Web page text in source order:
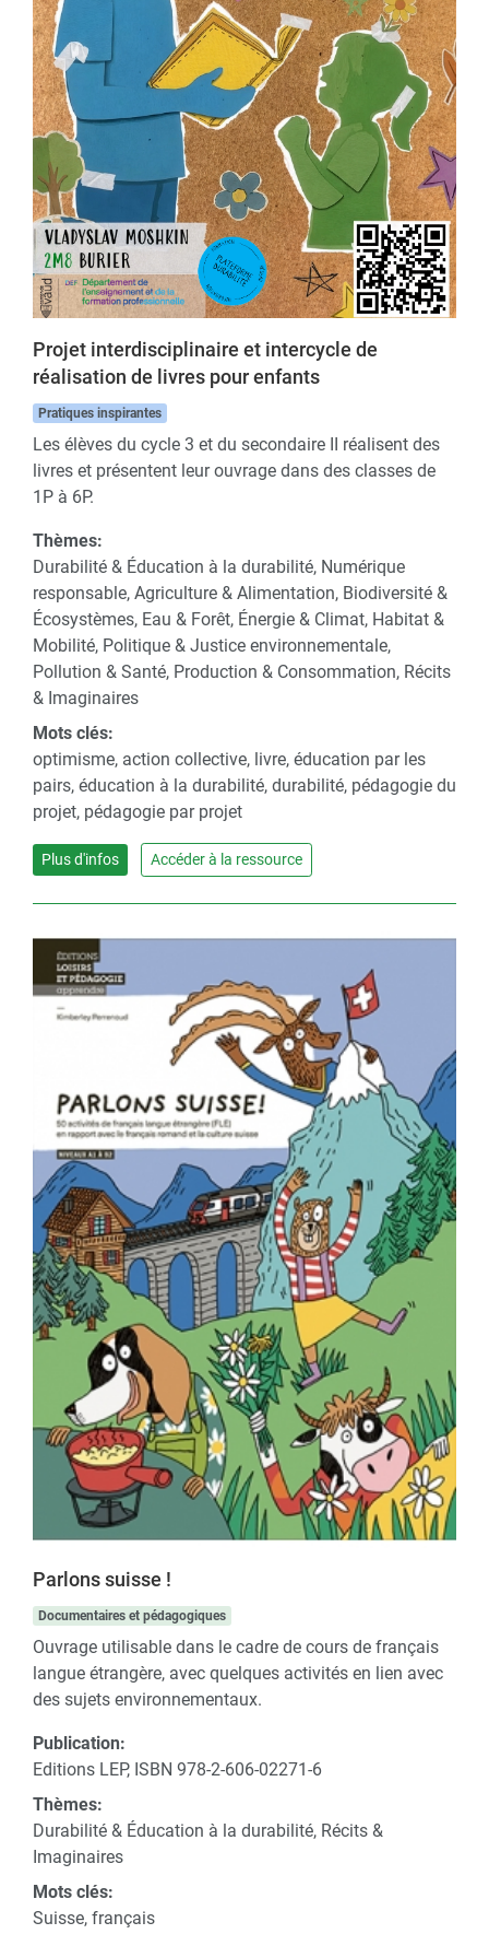
Projet interdisciplinaire et intercycle de
réalisation de livres pour enfants
Pratiques inspirantes
Les élèves du cycle 3 et du secondaire II réalisent des
livres et présentent leur ouvrage dans des classes de
1P à 6P.
Thèmes:
Durabilité & Éducation à la durabilité, Numérique
responsable, Agriculture & Alimentation, Biodiversité &
Écosystèmes, Eau & Forêt, Énergie & Climat, Habitat &
Mobilité, Politique & Justice environnementale,
Pollution & Santé, Production & Consommation, Récits
& Imaginaires
Mots clés:
optimisme, action collective, livre, éducation par les
pairs, éducation à la durabilité, durabilité, pédagogie du
projet, pédagogie par projet
Plus d'infos Accéder à la ressource
Parlons suisse !
Documentaires et pédagogiques
Ouvrage utilisable dans le cadre de cours de français
langue étrangère, avec quelques activités en lien avec
des sujets environnementaux.
Publication:
Editions LEP, ISBN 978-2-606-02271-6
Thèmes:
Durabilité & Éducation à la durabilité, Récits &
Imaginaires
Mots clés:
Suisse, français